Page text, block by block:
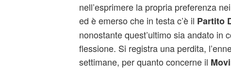
nell’esprimere la propria preferenza
ed è emerso che in testa c’è il Partito
nonostante quest’ultimo sia andato in
flessione. Si registra una perdita,
settimane, per quanto concerne il